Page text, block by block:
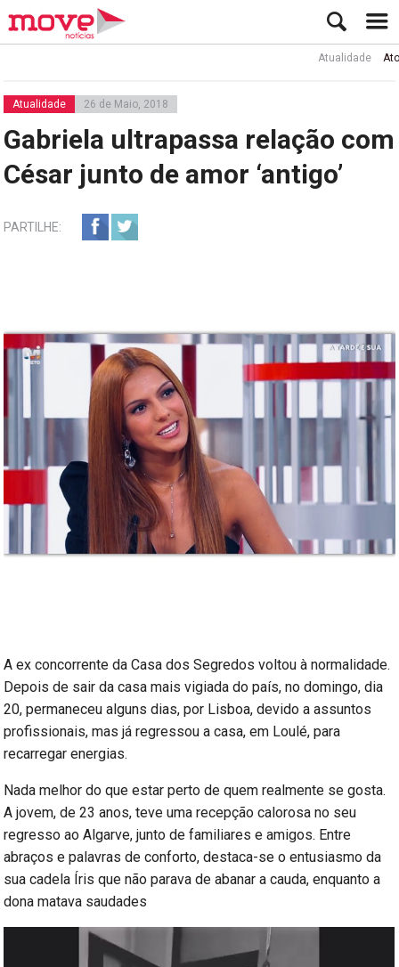
Atualidade Ator Rui
Atualidade 26 de Maio, 2018
Gabriela ultrapassa relação com
César junto de amor ‘antigo’
PARTILHE:
A ex concorrente da Casa dos Segredos voltou à normalidade.
Depois de sair da casa mais vigiada do país, no domingo, dia
20, permaneceu alguns dias, por Lisboa, devido a assuntos
profissionais, mas já regressou a casa, em Loulé, para
recarregar energias.
Nada melhor do que estar perto de quem realmente se gosta.
A jovem, de 23 anos, teve uma recepção calorosa no seu
regresso ao Algarve, junto de familiares e amigos. Entre
abraços e palavras de conforto, destaca-se o entusiasmo da
sua cadela Íris que não parava de abanar a cauda, enquanto a
dona matava saudades